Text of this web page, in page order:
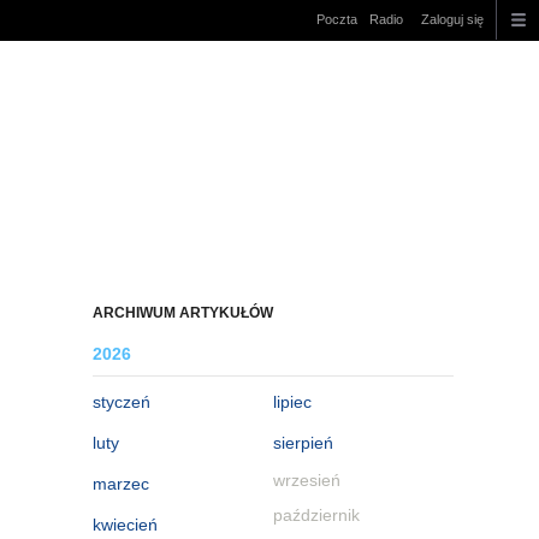
Poczta Radio Zaloguj się
ARCHIWUM ARTYKUŁÓW
2026
styczeń
luty
marzec
kwiecień
lipiec
sierpień
wrzesień
październik